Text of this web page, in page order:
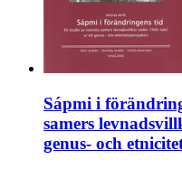
Sápmi i
samers
genus- och